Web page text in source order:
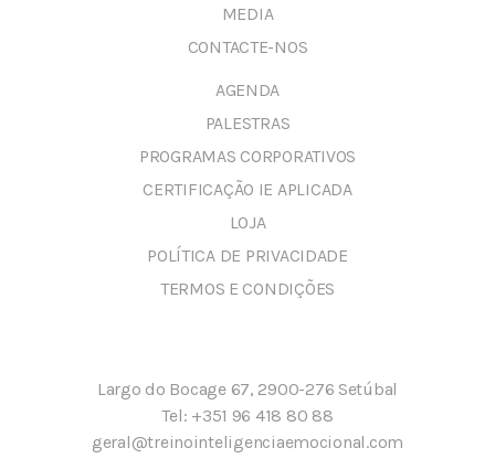
MEDIA
CONTACTE-NOS
AGENDA
PALESTRAS
PROGRAMAS CORPORATIVOS
CERTIFICAÇÃO IE APLICADA
LOJA
POLÍTICA DE PRIVACIDADE
TERMOS E CONDIÇÕES
Largo do Bocage 67, 2900-276 Setúbal
Tel: +351 96 418 80 88
geral@treinointeligenciaemocional.com